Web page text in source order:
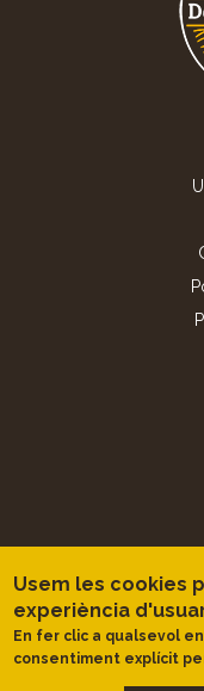
Usem les cookies
experiència
En fer clic a qualsevol
consentiment explícit